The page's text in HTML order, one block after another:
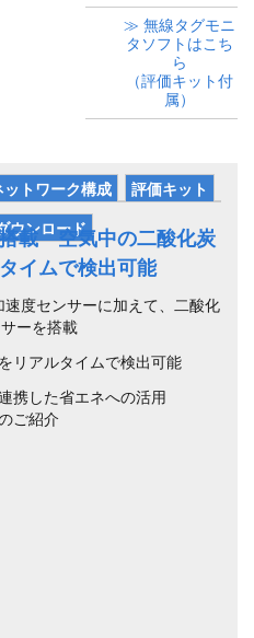
≫ 無線タグモニ
タソフトはこち
ら
（評価キット付
属）
ットワーク構成 評価キット
ウンロード
載 空気中の二酸化炭
イムで検出可能
度センサーに加えて、二酸化
ーを搭載
リアルタイムで検出可能
携した省エネへの活用
ご紹介